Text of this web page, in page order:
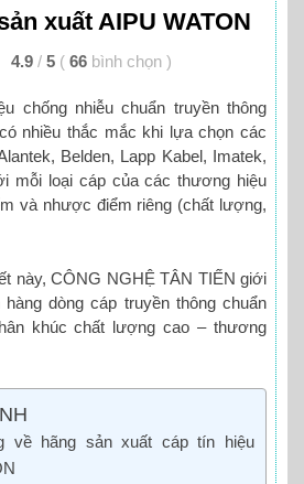
xuất AIPU WATON
4.9 / 5 ( 66 bình chọn )
chống nhiễu chuẩn truyền thông
nhiều thắc mắc khi lựa chọn các
Belden, Lapp Kabel, Imatek,
mỗi loại cáp của các thương hiệu
và nhược điểm riêng (chất lượng,
này, CÔNG NGHỆ TÂN TIẾN giới
dòng cáp truyền thông chuẩn
khúc chất lượng cao – thương
về hãng sản xuất cáp tín hiệu